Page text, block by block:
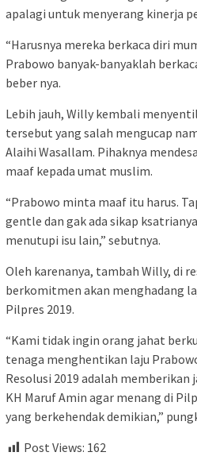
apalagi untuk menyerang kinerja
“Harusnya mereka berkaca diri
Prabowo banyak-banyaklah
beber nya.
Lebih jauh, Willy kembali
tersebut yang salah mengucap
Alaihi Wasallam. Pihaknya
maaf kepada umat muslim.
“Prabowo minta maaf itu harus.
gentle dan gak ada sikap
menutupi isu lain,” sebutnya.
Oleh karenanya, tambah Willy, di
berkomitmen akan menghadang
Pilpres 2019.
“Kami tidak ingin orang jahat
tenaga menghentikan laju
Resolusi 2019 adalah memberikan
KH Maruf Amin agar menang di
yang berkehendak demikian,”
Post Views: 162